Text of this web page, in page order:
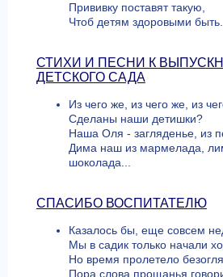
Прививку поставят такую,
Чтоб детям здоровыми быть...
СТИХИ И ПЕСНИ К
ДЕТСКОГО САДА
Из чего же, из чего же, из
Сделаны наши детишки?
Наша Оля - загляденье, из
Дима наш из мармелада,
шоколада...
СПАСИБО ВОСПИТАТЕЛЮ
Казалось бы, еще совсем
Мы в садик только начали
Но время пролетело
Пора слова прощанья